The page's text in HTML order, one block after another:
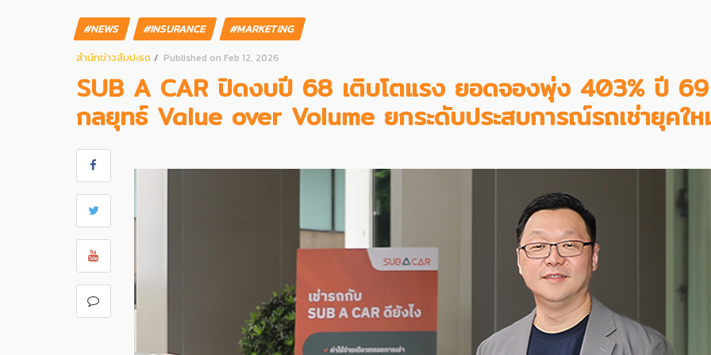
#NEWS #INSURANCE
#MARKETING
สํานักข่าวสับปะรด
Published on Feb 12, 2026
SUB A CAR ปิดงบปี 68 เติบโตแรง ยอดจองพุ่ง 403% ปี
กลยุทธ์ Value over Volume ยกระดับประสบการณ์รถเช่ายุคใ